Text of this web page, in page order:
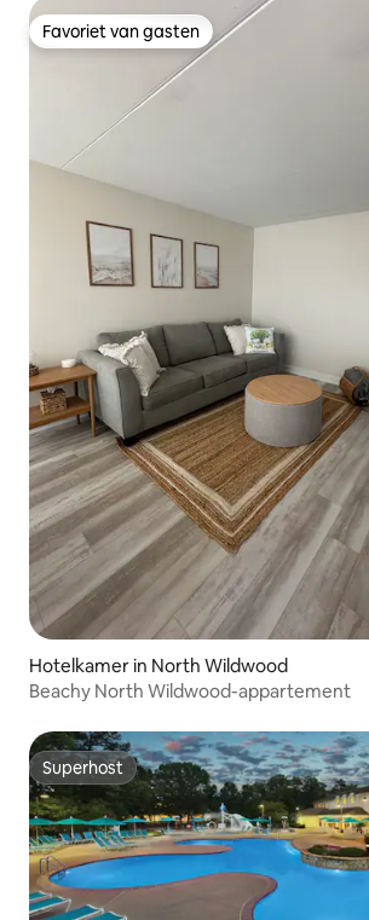
Favoriet van gasten
Favoriet van gasten
Hotelkamer in North Wildwood
Beachy North Wildwood-appartement
Superhost
Superhost